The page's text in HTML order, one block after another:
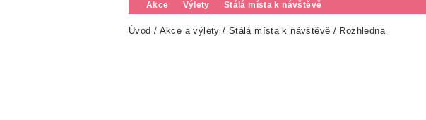
Akce Výlety Stálá místa k návštěvě
Úvod / Akce a výlety / Stálá místa k návštěvě / Rozhledna